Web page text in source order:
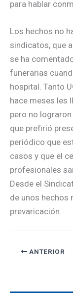
para hablar
Los hechos no
sindicatos, que
se ha
funerarias
hospital. Tanto
hace meses les
pero no
que prefirió
periódico que
casos y que el
profesionales
Desde el
de unos hechos
prevaricación.
ANTERIOR